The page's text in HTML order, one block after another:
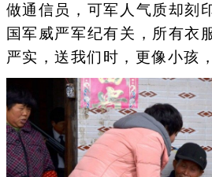
做通信员，可军人气质却刻
国军威严军纪有关，所有衣
严实，送我们时，更像小孩